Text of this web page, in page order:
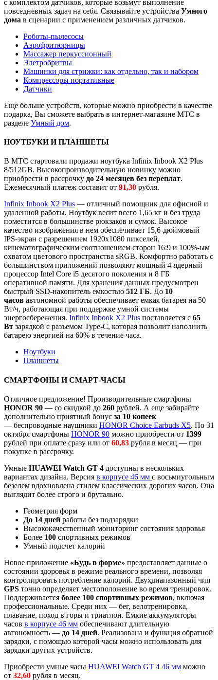
с комплектом датчиков, которые возьмут выполнение
повседневных задач на себя. Связывайте устройства Умного
дома в сценарии с применением различных датчиков.
Роботы-пылесосы
Аэрофритюрницы
Массажер перкуссионный
Элетробритвы
Машинки для стрижки: как отдельно, так и набором
Компрессоры портативные
Датчики
Еще больше устройств, которые можно приобрести в качестве
подарка, Вы сможете выбрать в интернет-магазине МТС в
разделе Умный дом.
НОУТБУКИ И ПЛАНШЕТЫ
В МТС стартовали продажи ноутбука Infinix Inbook X2 Plus
8/512GB. Высокопроизводительную новинку можно
приобрести в рассрочку до 24 месяцев без переплат.
Ежемесячный платеж составит от 91,30 рубля.
Infinix Inbook X2 Plus — отличный помощник для офисной и
удаленной работы. Ноутбук весит всего 1,65 кг и без труда
поместится в большинстве рюкзаков и сумок. Высокое
качество изображения в нем обеспечивает 15,6-дюймовый
IPS-экран с разрешением 1920х1080 пикселей,
кинематографическим соотношением сторон 16:9 и 100%-ым
охватом цветового пространства sRGB. Комфортно работать с
большинством приложений позволяют мощный 4-ядерный
процессор Intel Core i5 десятого поколения и 8 ГБ
оперативной памяти. Для хранения данных предусмотрен
быстрый SSD-накопитель емкостью 512 ГБ. До 10
часов автономной работы обеспечивает емкая батарея на 50
Вт/ч, работающая при поддержке умной системы
энергосбережения. Infinix Inbook X2 Plus поставляется с 65
Вт зарядкой с разъемом Type-C, которая позволит наполнить
батарею энергией на 60% в течение часа.
Ноутбуки
Планшеты
СМАРТФОНЫ И СМАРТ-ЧАСЫ
Отличное предложение! Производительные смартфоны
HONOR 90 — со скидкой до 260 рублей. А еще забирайте
дополнительно приятный бонус за 10 копеек
— беспроводные наушники HONOR Choice Earbuds X5. По 31
октября смартфоны HONOR 90 можно приобрести от 1399
рублей при оплате сразу или от 60,83 рубля в месяц — при
покупке в рассрочку.
Умные HUAWEI Watch GT 4 доступны в нескольких
вариантах дизайна. Версия в корпусе 46 мм с восьмиугольным
безелем вдохновлена стилем классических дорогих часов. Она
выглядит более строго и брутально.
Геометрия форм
До 14 дней работы без подзарядки
Высококачественный мониторинг состояния здоровья
Более 100 спортивных режимов
Умный подсчет калорий
Новое приложение «Будь в форме» предоставляет данные о
состоянии здоровья в режиме реального времени, позволяя
контролировать потребление калорий. Двухдиапазонный чип
GPS точно определяет местоположение во время тренировок.
Поддерживается более 100 спортивных режимов, включая
профессиональные. Среди них — бег, велотренировка,
плавание, поход в горы и триатлон. Емкие аккумуляторы
часов в корпусе 46 мм обеспечивают длительную
автономность — до 14 дней. Реализована и функция обратной
зарядки, с помощью которой часы можно использовать для
зарядки других устройств.
Приобрести умные часы HUAWEI Watch GT 4 46 мм можно
от 32,60 рубля в месяц.